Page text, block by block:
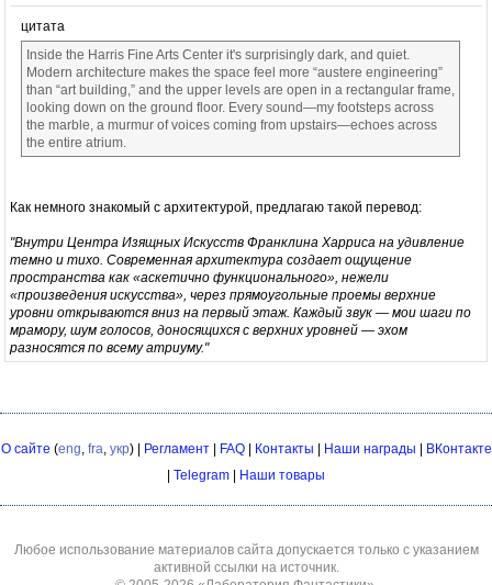
цитата
Inside the Harris Fine Arts Center it's surprisingly dark, and quiet.
Modern architecture makes the space feel more “austere engineering”
than “art building,” and the upper levels are open in a rectangular frame,
looking down on the ground floor. Every sound—my footsteps across
the marble, a murmur of voices coming from upstairs—echoes across
the entire atrium.
Как немного знакомый с архитектурой, предлагаю такой перевод:
"Внутри Центра Изящных Искусств Франклина Харриса на удивление
темно и тихо. Современная архитектура создает ощущение
пространства как «аскетично функционального», нежели
«произведения искусства», через прямоугольные проемы верхние
уровни открываются вниз на первый этаж. Каждый звук — мои шаги по
мрамору, шум голосов, доносящихся с верхних уровней — эхом
разносятся по всему атриуму."
О сайте (eng, fra, укр) | Регламент| FAQ| Контакты | Наши награды | ВКонтакте
| Telegram | Наши товары
Любое использование материалов сайта допускается только с указанием
активной ссылки на источник.